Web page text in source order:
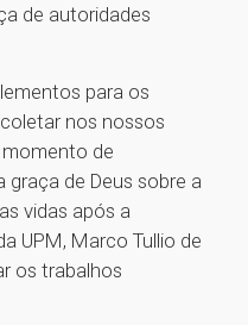
de autoridades
para os
nos nossos
de
de Deus sobre a
vidas após a
UPM, Marco Tullio de
os trabalhos